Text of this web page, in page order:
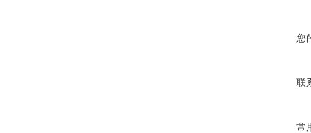
您
联
常